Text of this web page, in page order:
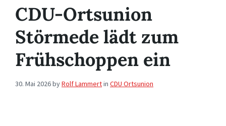
CDU-Ortsunion
Störmede lädt zum
Frühschoppen ein
30. Mai 2026byRolf Lammertin CDU Ortsunion